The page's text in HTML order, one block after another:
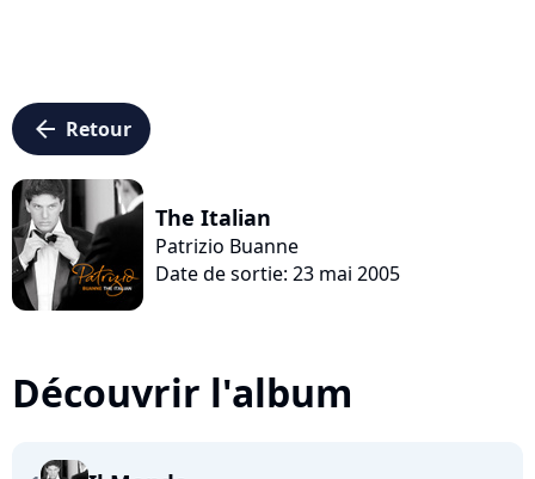
arrow_left Retour
The Italian
Patrizio Buanne
Date de sortie: 23 mai 2005
Découvrir l'album